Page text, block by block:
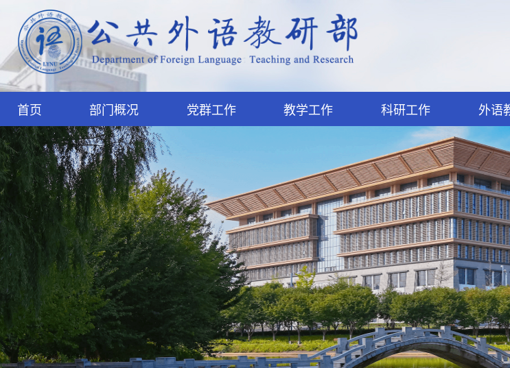
首页 部门概况 党群工作 教学工作 科研工作 外语